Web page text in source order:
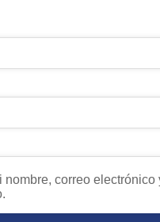
nombre, correo